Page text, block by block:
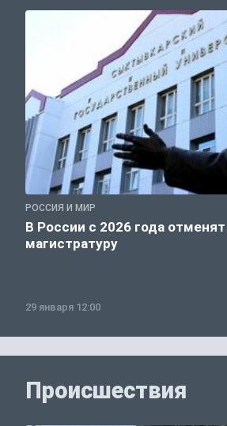
РОССИЯ И МИР
В России с 2026 года отменят
магистратуру
29 января 12:00
Происшествия